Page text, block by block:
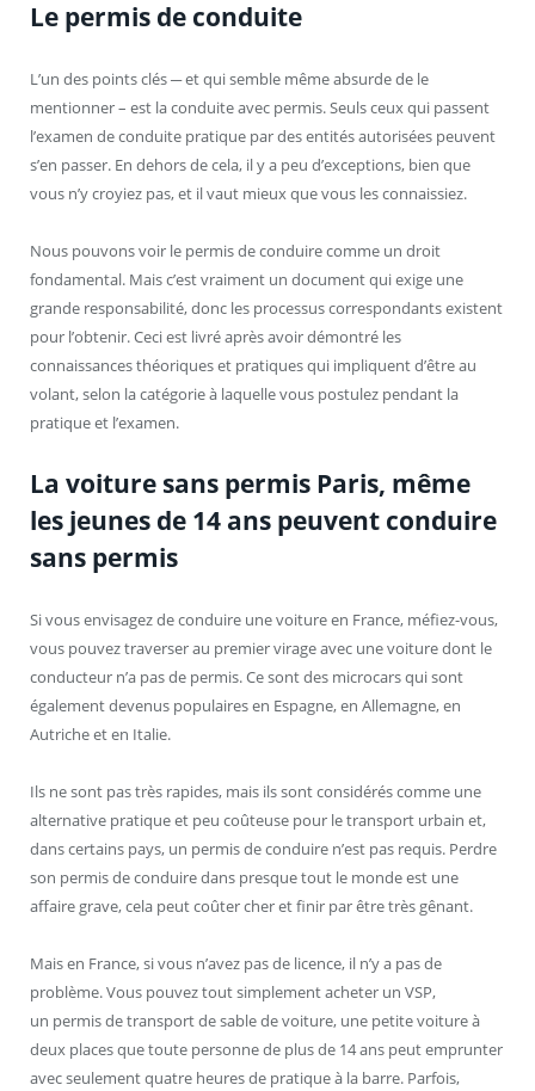
Le permis de conduite
L’un des points clés ─ et qui semble même absurde de le
mentionner – est la conduite avec permis. Seuls ceux qui passent
l’examen de conduite pratique par des entités autorisées peuvent
s’en passer. En dehors de cela, il y a peu d’exceptions, bien que
vous n’y croyiez pas, et il vaut mieux que vous les connaissiez.
Nous pouvons voir le permis de conduire comme un droit
fondamental. Mais c’est vraiment un document qui exige une
grande responsabilité, donc les processus correspondants existent
pour l’obtenir. Ceci est livré après avoir démontré les
connaissances théoriques et pratiques qui impliquent d’être au
volant, selon la catégorie à laquelle vous postulez pendant la
pratique et l’examen.
La voiture sans permis Paris, même
les jeunes de 14 ans peuvent conduire
sans permis
Si vous envisagez de conduire une voiture en France, méfiez-vous,
vous pouvez traverser au premier virage avec une voiture dont le
conducteur n’a pas de permis. Ce sont des microcars qui sont
également devenus populaires en Espagne, en Allemagne, en
Autriche et en Italie.
Ils ne sont pas très rapides, mais ils sont considérés comme une
alternative pratique et peu coûteuse pour le transport urbain et,
dans certains pays, un permis de conduire n’est pas requis. Perdre
son permis de conduire dans presque tout le monde est une
affaire grave, cela peut coûter cher et finir par être très gênant.
Mais en France, si vous n’avez pas de licence, il n’y a pas de
problème. Vous pouvez tout simplement acheter un VSP,
un permis de transport de sable de voiture, une petite voiture à
deux places que toute personne de plus de 14 ans peut emprunter
avec seulement quatre heures de pratique à la barre. Parfois,